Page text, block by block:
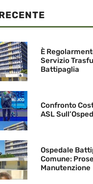
È
Servizio
Battipaglia
Confronto
ASL
Ospedale
Comune:
Manutenzione